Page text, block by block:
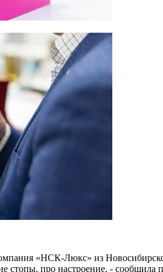
«НСК-Люкс» из
стопы, про настроение, -